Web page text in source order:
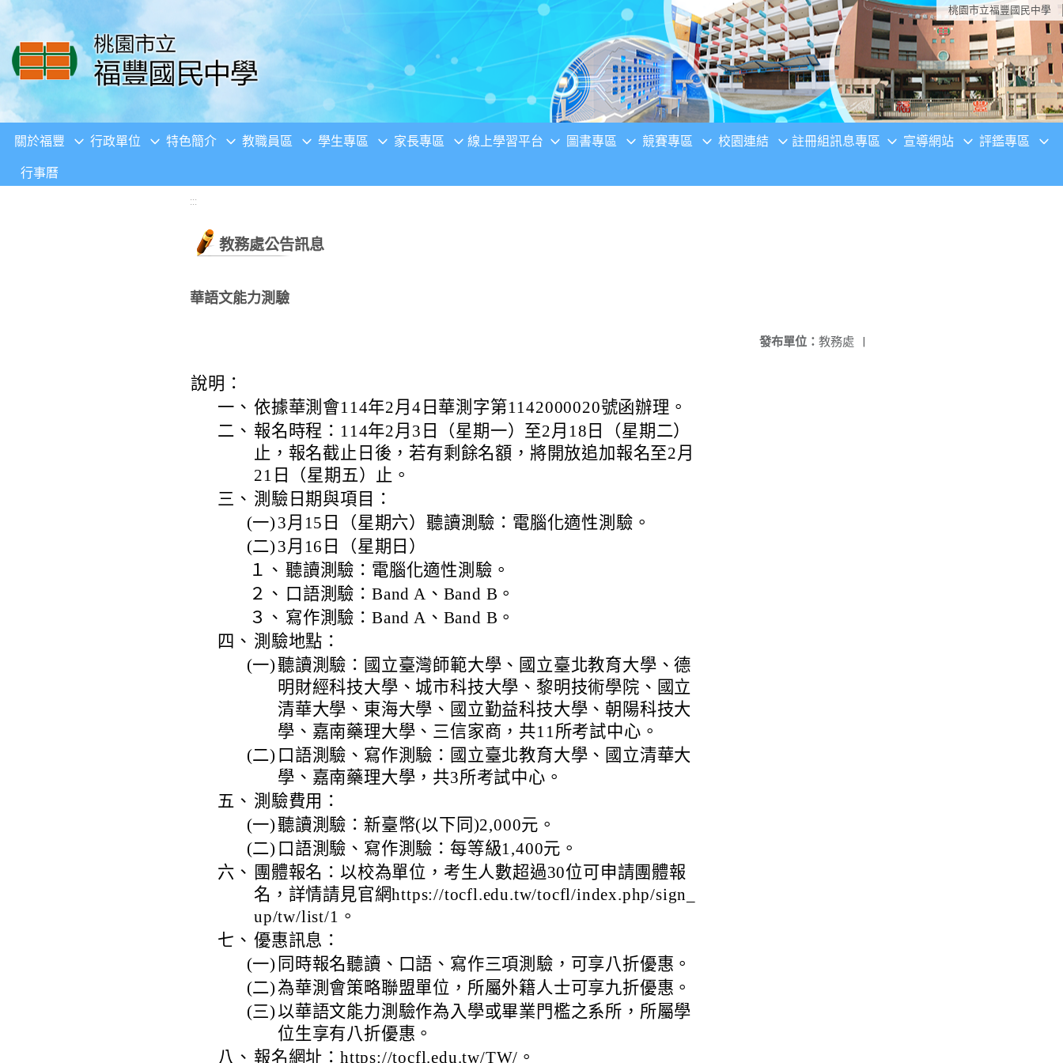
移至網頁之主要內容區位置 桃園市立福豐國民中學
關於福豐 行政單位 特色簡介 教職員區 學生專區 家長專區 線上學習平台 圖書專區 競賽專區 校園連結 註冊組訊息專區 宣導網站 評鑑專區
行事曆
:::
教務處公告訊息
華語文能力測驗
發布單位： 教務處 |
說明：
一、 依據華測會114年2月4日華測字第1142000020號函辦理。
二、 報名時程：114年2月3日（星期一）至2月18日（星期二）
止，報名截止日後，若有剩餘名額，將開放追加報名至2月
21日（星期五）止。
三、 測驗日期與項目：
(一) 3月15日（星期六）聽讀測驗：電腦化適性測驗。
(二) 3月16日（星期日）
１、 聽讀測驗：電腦化適性測驗。
２、 口語測驗：Band A、Band B。
３、 寫作測驗：Band A、Band B。
四、 測驗地點：
(一)聽讀測驗：國立臺灣師範大學、國立臺北教育大學、德
明財經科技大學、城市科技大學、黎明技術學院、國立
清華大學、東海大學、國立勤益科技大學、朝陽科技大
學、嘉南藥理大學、三信家商，共11所考試中心。
(二) 口語測驗、寫作測驗：國立臺北教育大學、國立清華大
學、嘉南藥理大學，共3所考試中心。
五、 測驗費用：
(一)聽讀測驗：新臺幣(以下同)2,000元。
(二) 口語測驗、寫作測驗：每等級1,400元。
六、 團體報名：以校為單位，考生人數超過30位可申請團體報
名，詳情請見官網https://tocfl.edu.tw/tocfl/index.php/sign_
up/tw/list/1。
七、 優惠訊息：
(一) 同時報名聽讀、口語、寫作三項測驗，可享八折優惠。
(二)為華測會策略聯盟單位，所屬外籍人士可享九折優惠。
(三) 以華語文能力測驗作為入學或畢業門檻之系所，所屬學
位生享有八折優惠。
八、 報名網址：https://tocfl.edu.tw/TW/。